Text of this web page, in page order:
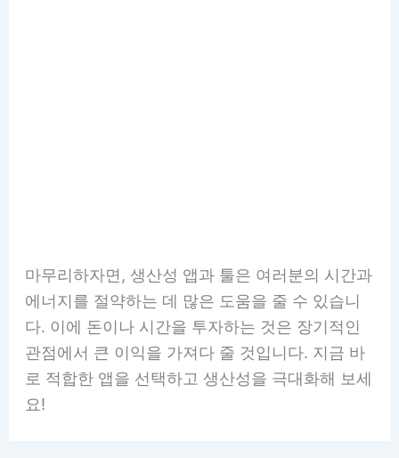
마무리하자면, 생산성 앱과 툴은 여러분의 시간과
에너지를 절약하는 데 많은 도움을 줄 수 있습니
다. 이에 돈이나 시간을 투자하는 것은 장기적인
관점에서 큰 이익을 가져다 줄 것입니다. 지금 바
로 적합한 앱을 선택하고 생산성을 극대화해 보세
요!